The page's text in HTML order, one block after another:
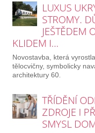
LUXUS
STROMY.
JEŠTĚDEM
KLIDEM I…
Novostavba, která
tělocvičny, symbolicky
architektury 60.
TŘÍDĚNÍ
ZDROJE I
SMYSL